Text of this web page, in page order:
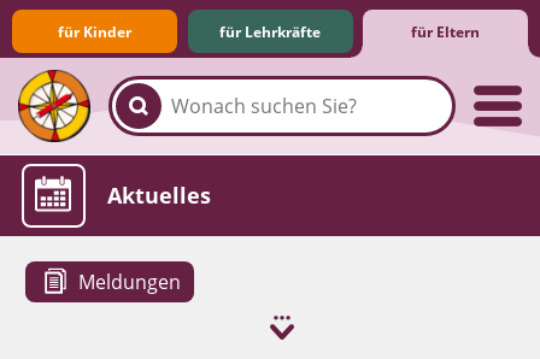
für Kinder für Lehrkräfte für Eltern
Familie & Medien
Spieletipps & Lernsoftware
Die Jüngsten im Netz
Lexikon
Aktuelles
Meldungen